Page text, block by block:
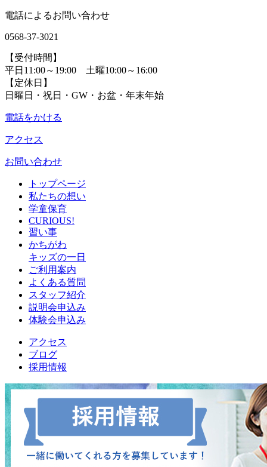
電話によるお問い合わせ
0568-37-3021
【受付時間】
平日11:00～19:00 土曜10:00～16:00
【定休日】
日曜日・祝日・GW・お盆・年末年始
電話をかける
アクセス
お問い合わせ
トップページ
私たちの想い
学童保育
CURIOUS!
習い事
かちがわ
キッズの一日
ご利用案内
よくある質問
スタッフ紹介
説明会申込み
体験会申込み
アクセス
ブログ
採用情報